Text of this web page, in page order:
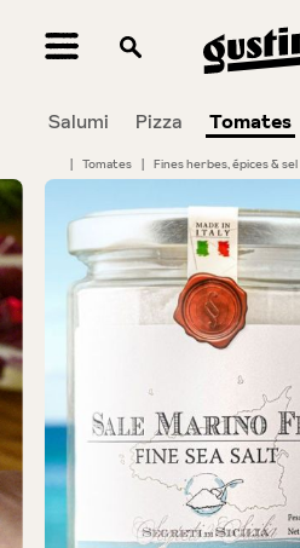
principal
Salumi Pizza Tomates
| Tomates | Fines herbes, épices & sel
Bildergalerie überspringen